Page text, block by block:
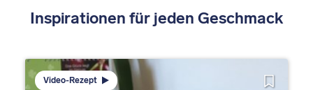
Inspirationen für jeden Geschmack
Video-Rezept